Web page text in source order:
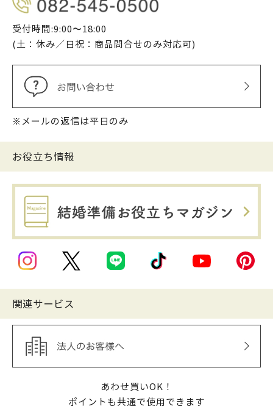
受付時間:9:00〜18:00
(土：休み／日祝：商品問合せのみ対応可)
※メールの返信は平日のみ
お役立ち情報
関連サービス
あわせ買いOK！
ポイントも共通で使用できます